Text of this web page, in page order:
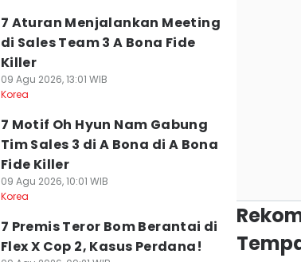
7 Aturan Menjalankan Meeting
di Sales Team 3 A Bona Fide
Killer
09 Agu 2026, 13:01 WIB
Korea
7 Motif Oh Hyun Nam Gabung
Tim Sales 3 di A Bona di A Bona
Fide Killer
09 Agu 2026, 10:01 WIB
Korea
7 Premis Teror Bom Berantai di
Flex X Cop 2, Kasus Perdana!